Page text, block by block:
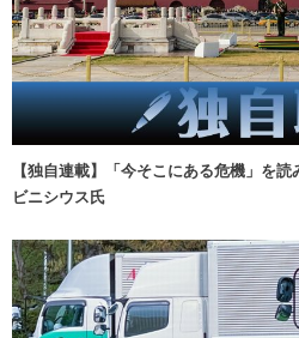
【独自連載】「今そこにある危機」を
ビニシウス氏